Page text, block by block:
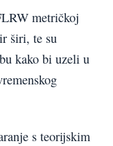
metričkoj
širi, te su
kako bi uzeli u
s teorijskim